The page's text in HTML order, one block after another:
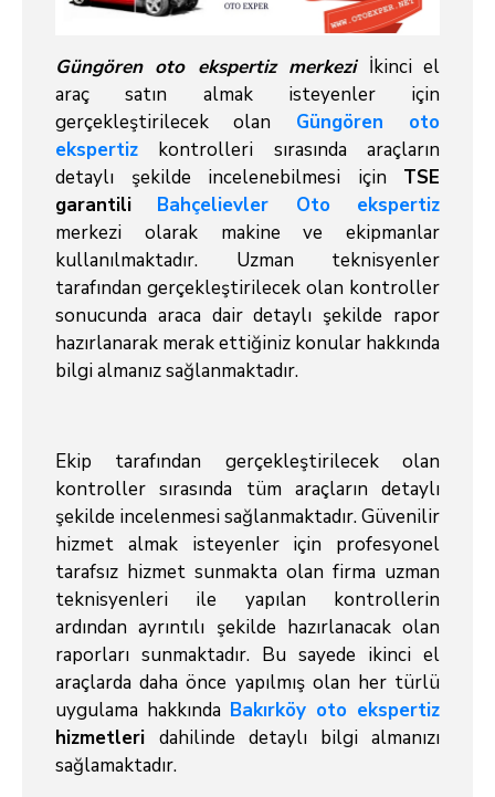
Güngören oto ekspertiz merkezi İkinci el
araç satın almak isteyenler için
gerçekleştirilecek olan Güngören oto
ekspertiz kontrolleri sırasında araçların
detaylı şekilde incelenebilmesi için TSE
garantili
Bahçelievler Oto ekspertiz
merkezi olarak makine ve ekipmanlar
kullanılmaktadır. Uzman teknisyenler
tarafından gerçekleştirilecek olan kontroller
sonucunda araca dair detaylı şekilde rapor
hazırlanarak merak ettiğiniz konular hakkında
bilgi almanız sağlanmaktadır.
Ekip tarafından gerçekleştirilecek olan
kontroller sırasında tüm araçların detaylı
şekilde incelenmesi sağlanmaktadır. Güvenilir
hizmet almak isteyenler için profesyonel
tarafsız hizmet sunmakta olan firma uzman
teknisyenleri ile yapılan kontrollerin
ardından ayrıntılı şekilde hazırlanacak olan
raporları sunmaktadır. Bu sayede ikinci el
araçlarda daha önce yapılmış olan her türlü
uygulama hakkında Bakırköy oto ekspertiz
hizmetleri dahilinde detaylı bilgi almanızı
sağlamaktadır.